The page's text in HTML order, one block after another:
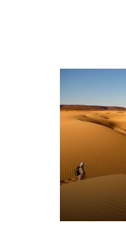
الصيد
صورة ـ الصيد